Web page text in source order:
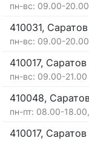
пн-вс: 09.00-20.00
410031,
пн-вс: 09.00-20.00
410017,
пн-вс: 09.00-21.00
410048,
пн-пт: 08.00-
410017,